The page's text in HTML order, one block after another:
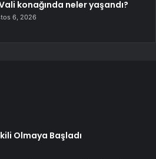
Vali konağında neler yaşandı?
6, 2026
Olmaya Başladı